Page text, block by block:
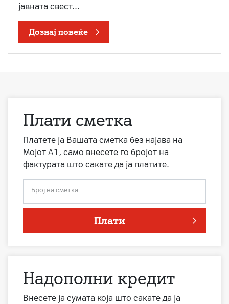
јавната свест...
Дознај повеќе
Плати сметка
Платете ја Вашата сметка без најава на
Мојот А1, само внесете го бројот на
фактурата што сакате да ја платите.
Број на сметка
Плати
Надополни кредит
Внесете ја сумата која што сакате да ја